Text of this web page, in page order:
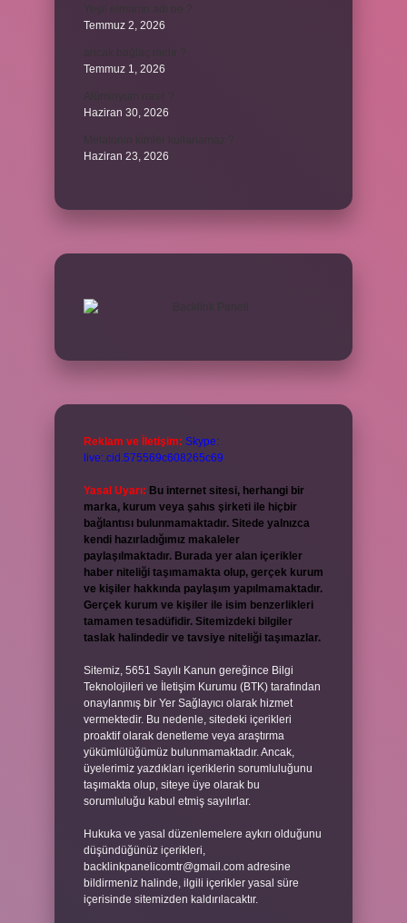
Temmuz 2, 2026
Temmuz 1, 2026
Haziran 30, 2026
Haziran 23, 2026
Reklam ve İletişim: Skype:
live:.cid.575569c608265c69
Yasal Uyarı: Bu internet sitesi, herhangi bir
marka, kurum veya şahıs şirketi ile hiçbir
bağlantısı bulunmamaktadır. Sitede yalnızca
kendi hazırladığımız makaleler
paylaşılmaktadır. Burada yer alan içerikler
haber niteliği taşımamakta olup, gerçek kurum
ve kişiler hakkında paylaşım yapılmamaktadır.
Gerçek kurum ve kişiler ile isim benzerlikleri
tamamen tesadüfidir. Sitemizdeki bilgiler
taslak halindedir ve tavsiye niteliği taşımazlar.
Sitemiz, 5651 Sayılı Kanun gereğince Bilgi
Teknolojileri ve İletişim Kurumu (BTK) tarafından
onaylanmış bir Yer Sağlayıcı olarak hizmet
vermektedir. Bu nedenle, sitedeki içerikleri
proaktif olarak denetleme veya araştırma
yükümlülüğümüz bulunmamaktadır. Ancak,
üyelerimiz yazdıkları içeriklerin sorumluluğunu
taşımakta olup, siteye üye olarak bu
sorumluluğu kabul etmiş sayılırlar.
Hukuka ve yasal düzenlemelere aykırı olduğunu
düşündüğünüz içerikleri,
backlinkpanelicomtr@gmail.com adresine
bildirmeniz halinde, ilgili içerikler yasal süre
içerisinde sitemizden kaldırılacaktır.